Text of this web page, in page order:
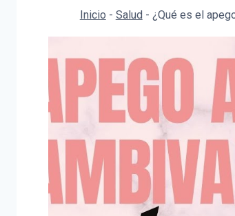
Inicio - Salud - ¿Qué es el